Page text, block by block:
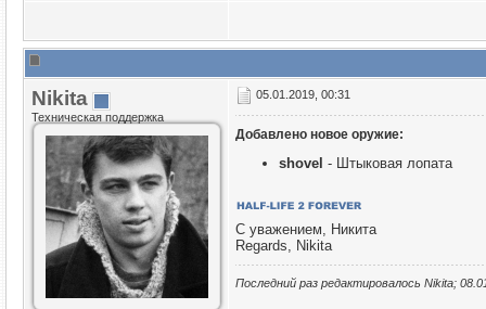
Nikita
Техническая поддержка
05.01.2019, 00:31
Добавлено новое оружие:
shovel - Штыковая лопата
С уважением, Никита
Regards, Nikita
Последний раз редактировалось Nikita;